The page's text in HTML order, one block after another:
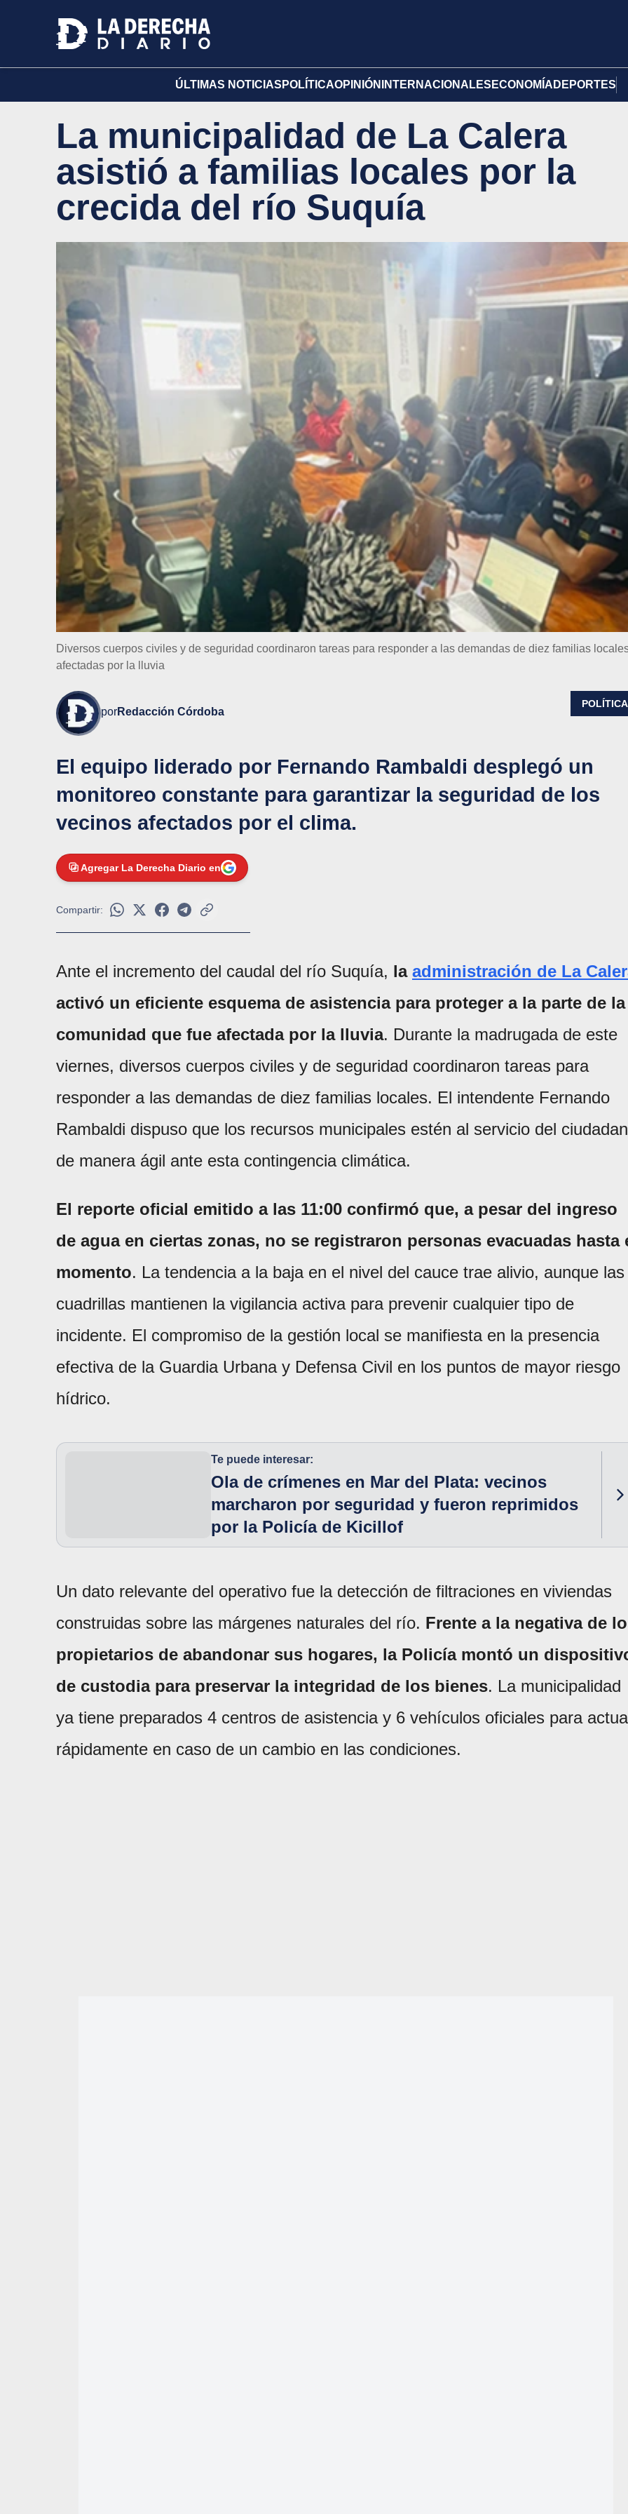
ÚLTIMAS NOTICIAS POLÍTICAOPINIÓN INTERNACIONALES ECONOMÍA DEPORTES
La municipalidad de La Calera
asistió a familias locales por la
crecida del río Suquía
Diversos cuerpos civiles y de seguridad coordinaron tareas para responder a las demandas de diez familias
afectadas por la lluvia
porRedacción Córdoba
POLÍTICA
El equipo liderado por Fernando Rambaldi desplegó un
monitoreo constante para garantizar la seguridad de los
vecinos afectados por el clima.
Agregar La Derecha Diario en
Compartir:
Ante el incremento del caudal del río Suquía, la administración de La
activó un eficiente esquema de asistencia para proteger a la parte de la
comunidad que fue afectada por la lluvia. Durante la madrugada de este
viernes, diversos cuerpos civiles y de seguridad coordinaron tareas para
responder a las demandas de diez familias locales. El intendente Fernando
Rambaldi dispuso que los recursos municipales estén al servicio del
de manera ágil ante esta contingencia climática.
El reporte oficial emitido a las 11:00 confirmó que, a pesar del ingreso
de agua en ciertas zonas, no se registraron personas evacuadas hasta
momento. La tendencia a la baja en el nivel del cauce trae alivio, aunque las
cuadrillas mantienen la vigilancia activa para prevenir cualquier tipo de
incidente. El compromiso de la gestión local se manifiesta en la presencia
efectiva de la Guardia Urbana y Defensa Civil en los puntos de mayor riesgo
hídrico.
Te puede interesar:
Ola de crímenes en Mar del Plata: vecinos
marcharon por seguridad y fueron reprimidos
por la Policía de Kicillof
Un dato relevante del operativo fue la detección de filtraciones en viviendas
construidas sobre las márgenes naturales del río. Frente a la negativa de
propietarios de abandonar sus hogares, la Policía montó un
de custodia para preservar la integridad de los bienes. La municipalidad
ya tiene preparados 4 centros de asistencia y 6 vehículos oficiales para
rápidamente en caso de un cambio en las condiciones.